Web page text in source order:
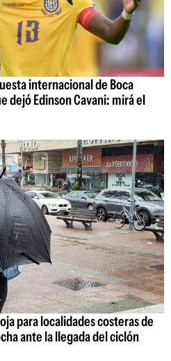
internacional de Boca
dejó Edinson Cavani: mirá el
para localidades costeras de
ante la llegada del ciclón